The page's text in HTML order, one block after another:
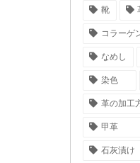
靴
コラーゲ
なめし
染色
革の加工
甲革
石灰漬け